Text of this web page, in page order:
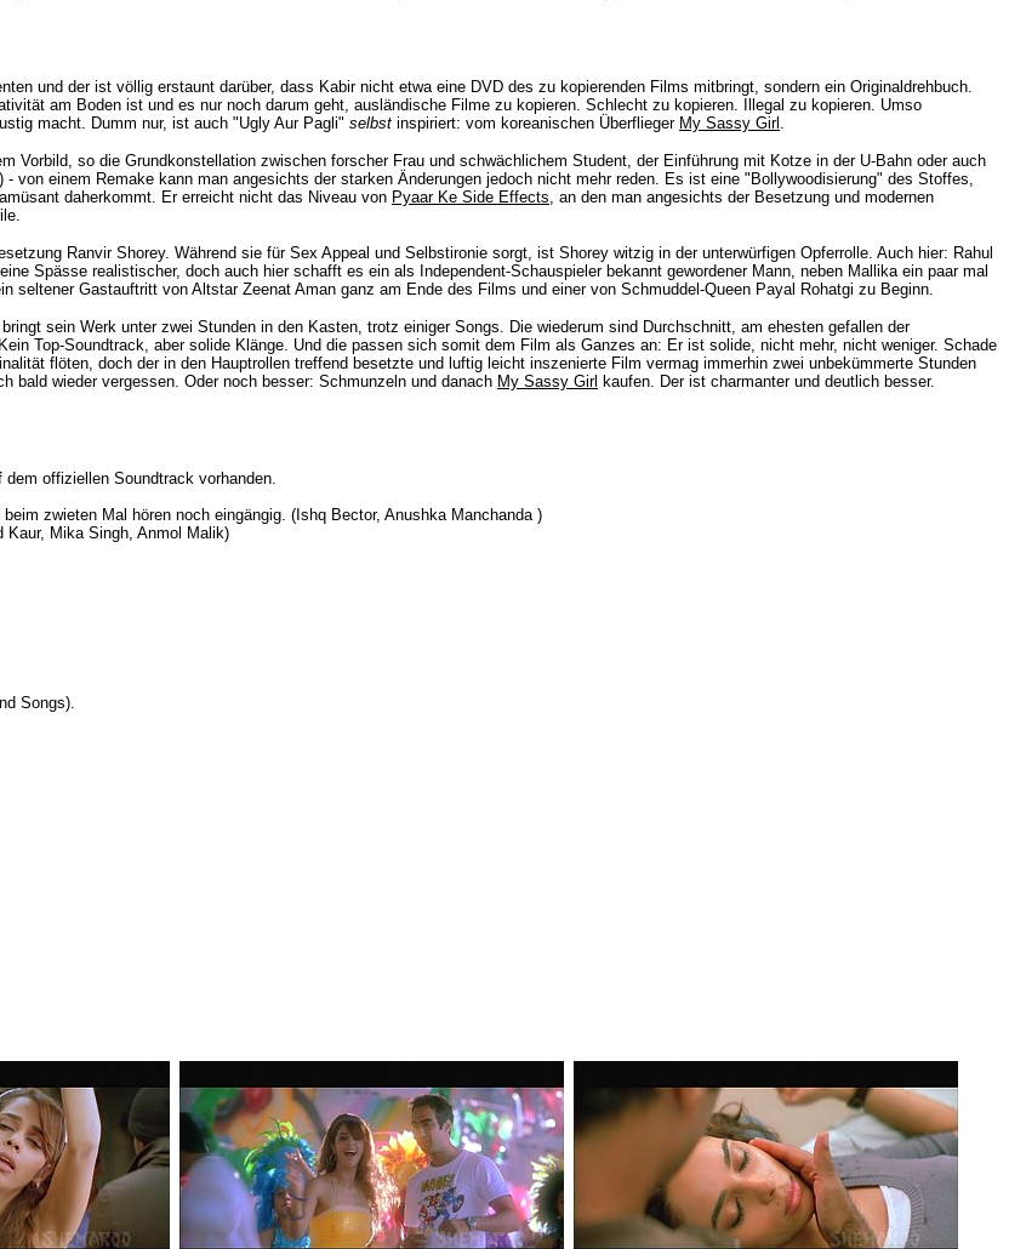
und der ist völlig erstaunt darüber, dass Kabir nicht etwa eine DVD des zu kopierenden Films mitbringt, sondern ein Originaldrehbuch.
am Boden ist und es nur noch darum geht, ausländische Filme zu kopieren. Schlecht zu kopieren. Illegal zu kopieren. Umso
macht. Dumm nur, ist auch "Ugly Aur Pagli" selbst inspiriert: vom koreanischen Überflieger My Sassy Girl .
Vorbild, so die Grundkonstellation zwischen forscher Frau und schwächlichem Student, der Einführung mit Kotze in der U-Bahn oder auch
von einem Remake kann man angesichts der starken Änderungen jedoch nicht mehr reden. Es ist eine "Bollywoodisierung" des Stoffes,
daherkommt. Er erreicht nicht das Niveau von Pyaar Ke Side Effects, an den man angesichts der Besetzung und modernen
Ranvir Shorey. Während sie für Sex Appeal und Selbstironie sorgt, ist Shorey witzig in der unterwürfigen Opferrolle. Auch hier: Rahul
Spässe realistischer, doch auch hier schafft es ein als Independent-Schauspieler bekannt gewordener Mann, neben Mallika ein paar mal
seltener Gastauftritt von Altstar Zeenat Aman ganz am Ende des Films und einer von Schmuddel-Queen Payal Rohatgi zu Beginn.
sein Werk unter zwei Stunden in den Kasten, trotz einiger Songs. Die wiederum sind Durchschnitt, am ehesten gefallen der
Top-Soundtrack, aber solide Klänge. Und die passen sich somit dem Film als Ganzes an: Er ist solide, nicht mehr, nicht weniger. Schade
flöten, doch der in den Hauptrollen treffend besetzte und luftig leicht inszenierte Film vermag immerhin zwei unbekümmerte Stunden
bald wieder vergessen. Oder noch besser: Schmunzeln und danach My Sassy Girl kaufen. Der ist charmanter und deutlich besser.
offiziellen Soundtrack vorhanden.
zwieten Mal hören noch eingängig. ( Ishq Bector, Anushka Manchanda )
Kaur, Mika Singh, Anmol Malik)
Songs).